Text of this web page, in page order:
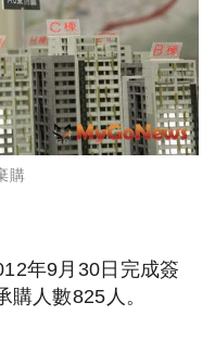
購
年9月30日完成簽
人數825人。